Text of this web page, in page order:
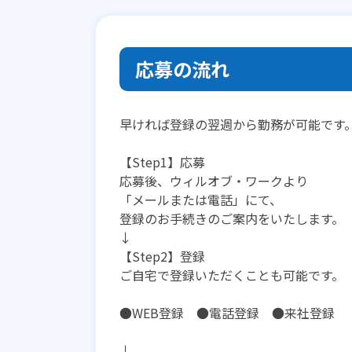
応募の流れ
早ければ登録の翌週から勤務が可能です
【Step1】応募
応募後、ウィルオブ・ワークより
「メールまたは電話」にて、
登録のお手続きのご案内をいたします。
↓
【Step2】登録
ご自宅で登録いただくことも可能です。
●WEB登録 ●電話登録 ●来社登録